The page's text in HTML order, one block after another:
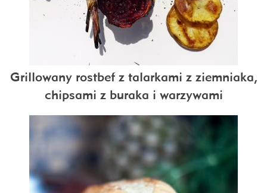
Grillowany rostbef z talarkami z ziemniaka,
chipsami z buraka i warzywami